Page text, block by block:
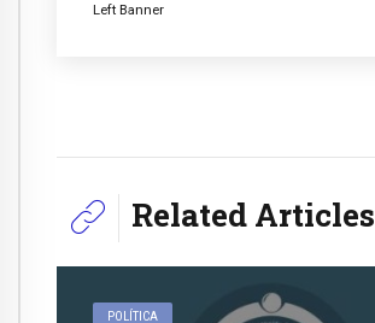
Left Banner
Related Articles
POLÍTICA